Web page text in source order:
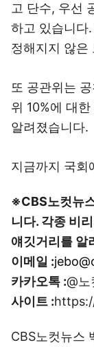
고 단수, 우선
하고 있습니다
정해지지 않은
또 공관위는
위 10%에 대
알려졌습니다.
지금까지 국회
※CBS노컷뉴
니다. 각종 비
얘깃거리를 알
이메일 :
카카오톡 :@노
사이트 :
CBS노컷뉴스